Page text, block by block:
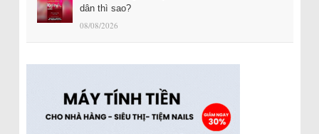
dân thì sao?
08/08/2026